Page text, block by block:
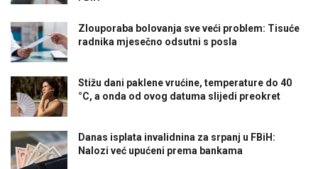
Zlouporaba bolovanja sve veći problem: Tisuće
radnika mjesečno odsutni s posla
Stižu dani paklene vrućine, temperature do 40
°C, a onda od ovog datuma slijedi preokret
Danas isplata invalidnina za srpanj u FBiH:
Nalozi već upućeni prema bankama